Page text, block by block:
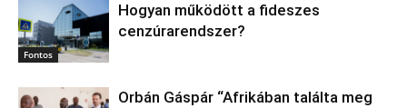
Fontos
Hogyan működött a fideszes
cenzúrarendszer?
Orbán Gáspár “Afrikában találta meg